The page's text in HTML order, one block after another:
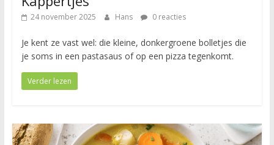
24 november 2025 Hans 0 reacties
Je kent ze vast wel: die kleine, donkergroene bolletjes die
je soms in een pastasaus of op een pizza tegenkomt.
Verder lezen